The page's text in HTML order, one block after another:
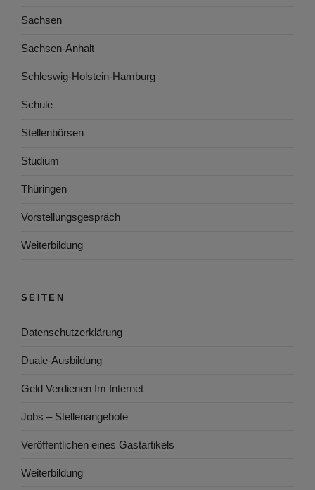
Sachsen
Sachsen-Anhalt
Schleswig-Holstein-Hamburg
Schule
Stellenbörsen
Studium
Thüringen
Vorstellungsgespräch
Weiterbildung
SEITEN
Datenschutzerklärung
Duale-Ausbildung
Geld Verdienen Im Internet
Jobs – Stellenangebote
Veröffentlichen eines Gastartikels
Weiterbildung